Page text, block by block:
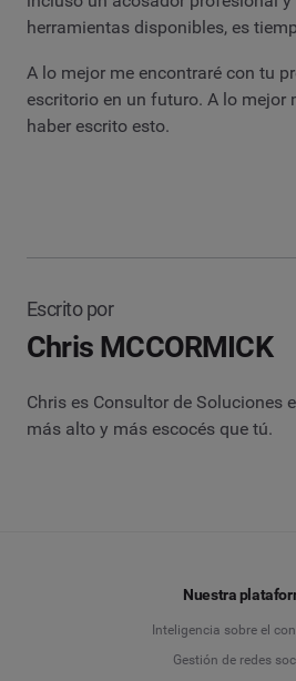
herramientas disponibles, es
A lo mejor me encontraré con tu
escritorio en un futuro. A lo mejor
haber escrito esto.
Escrito por
Chris MCCORMICK
Chris es Consultor de Soluciones
más alto y más escocés que tú.
Nuestra
Inteligencia sobre el
Gestión de redes